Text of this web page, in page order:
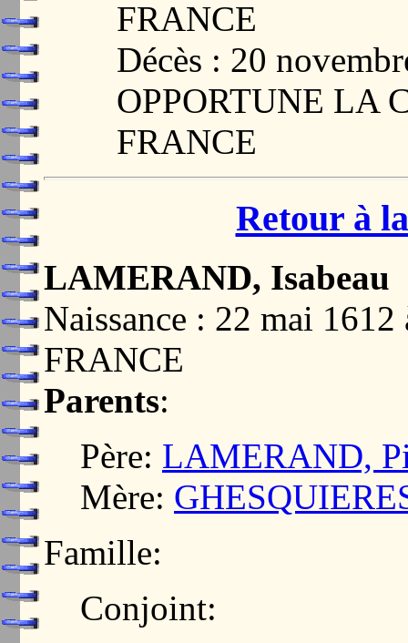
FRANCE
Décès : 20
OPPORTUNE LA
FRANCE
Retour à
LAMERAND, Isabeau
Naissance : 22 mai
FRANCE
Parents:
Père: LAMERAND,
Mère:
Famille:
Conjoint: